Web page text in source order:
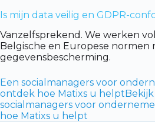
Is mijn data veilig en GDPR-
Vanzelfsprekend. We werken
Belgische en Europese normen
gegevensbescherming.
Een socialmanagers voor
ontdek hoe Matixs u helpt
socialmanagers voor
hoe Matixs u helpt